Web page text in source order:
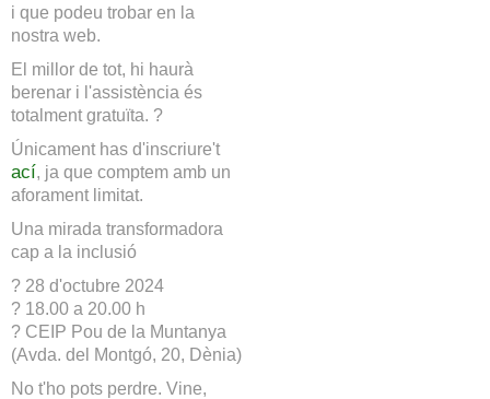
i que podeu trobar en la
nostra web.
El millor de tot, hi haurà
berenar i l'assistència és
totalment gratuïta. ?
Únicament has d'inscriure't
ací , ja que comptem amb un
aforament limitat.
Una mirada transformadora
cap a la inclusió
? 28 d'octubre 2024
? 18.00 a 20.00 h
? CEIP Pou de la Muntanya
(Avda. del Montgó, 20, Dènia)
No t'ho pots perdre. Vine,